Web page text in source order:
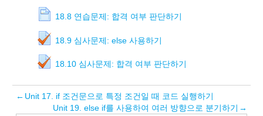
18.8 연습문제: 합격 여부 판단하기
18.9 심사문제: else 사용하기
18.10 심사문제: 합격 여부 판단하기
← Unit 17. if 조건문으로 특정 조건일 때 코드 실행하기
Unit 19. else if를 사용하여 여러 방향으로 분기하기 →